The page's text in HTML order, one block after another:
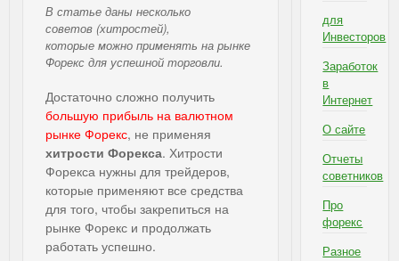
В статье даны несколько
советов (хитростей),
которые можно применять на рынке
Форекс для успешной торговли.
Достаточно сложно получить
большую прибыль на валютном
рынке Форекс, не применяя
хитрости Форекса. Хитрости
Форекса нужны для трейдеров,
которые применяют все средства
для того, чтобы закрепиться на
рынке Форекс и продолжать
работать успешно.
для
Инвесторов
Заработок
в
Интернет
О сайте
Отчеты
советников
Про
форекс
Разное